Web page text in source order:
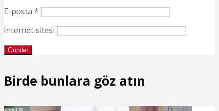
E-posta *
İnternet sitesi
Birde bunlara göz atın